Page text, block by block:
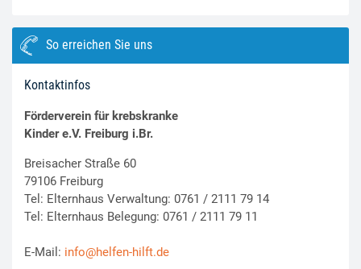
So erreichen Sie uns
Kontaktinfos
Förderverein für krebskranke
Kinder e.V. Freiburg i.Br.
Breisacher Straße 60
79106 Freiburg
Tel: Elternhaus Verwaltung: 0761 / 2111 79 14
Tel: Elternhaus Belegung: 0761 / 2111 79 11
E-Mail: info@helfen-hilft.de